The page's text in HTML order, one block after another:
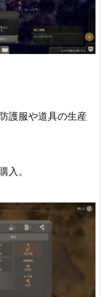
護服や道具の生産
入。